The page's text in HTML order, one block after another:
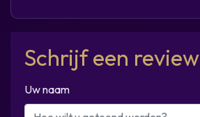
Schrijf een review
Uw naam